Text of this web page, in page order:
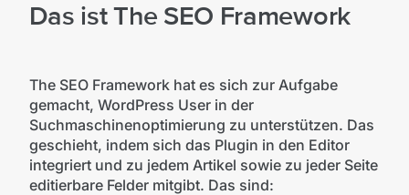
Das ist The SEO Framework
The SEO Framework hat es sich zur Aufgabe
gemacht, WordPress User in der
Suchmaschinenoptimierung zu unterstützen. Das
geschieht, indem sich das Plugin in den Editor
integriert und zu jedem Artikel sowie zu jeder Seite
editierbare Felder mitgibt. Das sind: